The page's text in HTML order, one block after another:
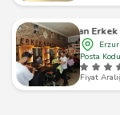
Erkan Erkek
Posta
Fiyat